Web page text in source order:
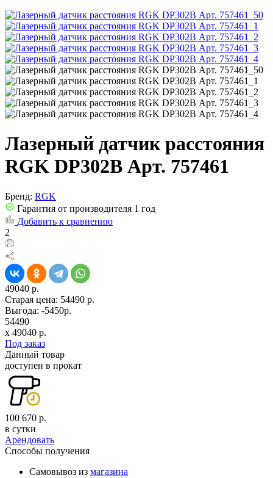
Лазерный датчик расстояния
RGK DP302B Арт. 757461
Бренд: RGK
Гарантия от производителя 1 год
Добавить к сравнению
2
49040 р.
Старая цена: 54490 р.
Выгода: -5450р.
54490
x 49040 р.
Под заказ
Данный товар
доступен в прокат
100 670 р.
в сутки
Арендовать
Способы получения
Самовывоз из магазина